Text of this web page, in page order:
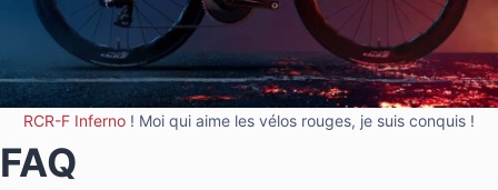
RCR-F Inferno ! Moi qui aime les vélos rouges, je suis conquis !
FAQ